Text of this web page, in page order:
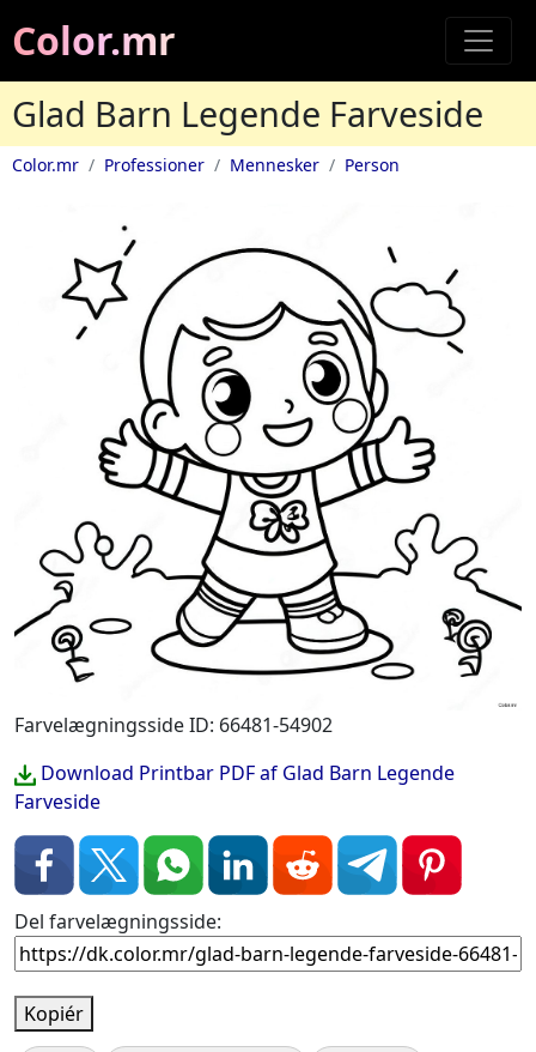
Color.mr
Glad Barn Legende Farveside
Color.mr Professioner Mennesker Person
Farvelægningsside ID: 66481-54902
Download Printbar PDF af Glad Barn Legende
Farveside
Del farvelægningsside:
Kopiér